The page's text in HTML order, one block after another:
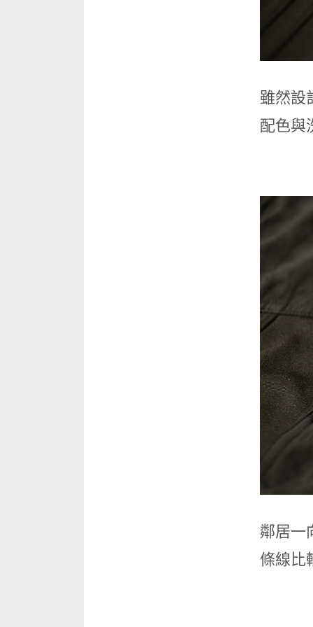
雖然設
配色與
鄰居一
條線比